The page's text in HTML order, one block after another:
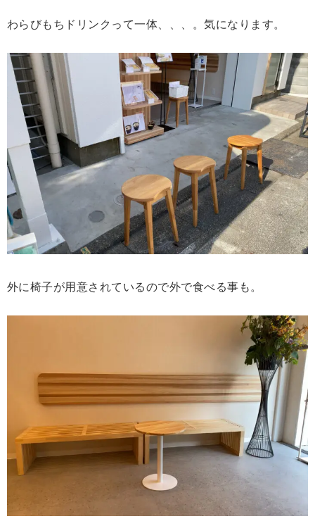
わらびもちドリンクって一体、、、。気になります。
外に椅子が用意されているので外で食べる事も。